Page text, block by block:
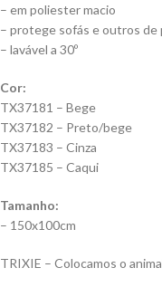
– em poliester macio
– protege sofás e outros de
– lavável a 30º
Cor:
TX37181 – Bege
TX37182 – Preto/bege
TX37183 – Cinza
TX37185 – Caqui
Tamanho:
– 150x100cm
TRIXIE – Colocamos o